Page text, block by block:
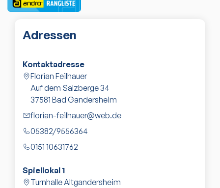
Adressen
Kontaktadresse
Florian Feilhauer
Auf dem Salzberge 34
37581 Bad Gandersheim
florian-feilhauer@web.de
05382/9556364
0151 10631762
Spiellokal 1
Turnhalle Altgandersheim